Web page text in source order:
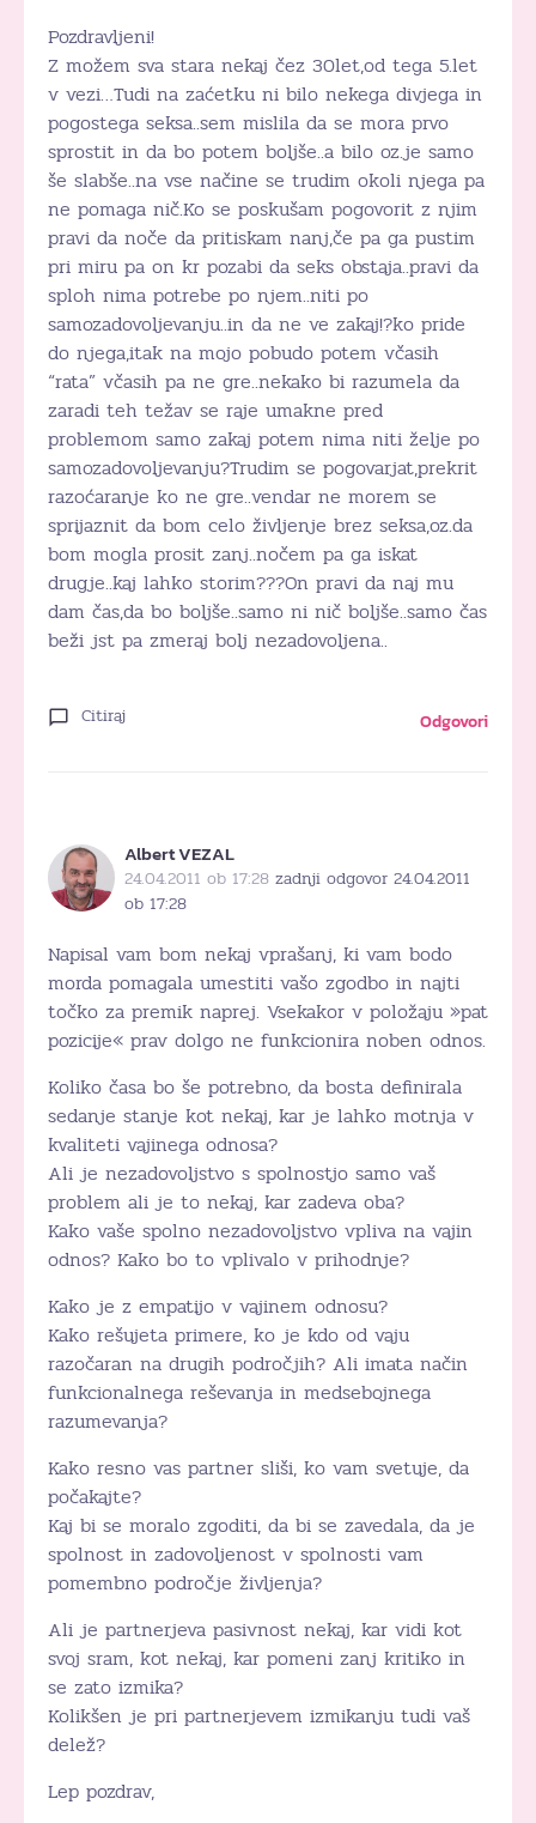
Pozdravljeni!
Z možem sva stara nekaj čez 30let,od tega 5.let
v vezi…Tudi na zaćetku ni bilo nekega divjega in
pogostega seksa..sem mislila da se mora prvo
sprostit in da bo potem boljše..a bilo oz.je samo
še slabše..na vse načine se trudim okoli njega pa
ne pomaga nič.Ko se poskušam pogovorit z njim
pravi da noče da pritiskam nanj,če pa ga pustim
pri miru pa on kr pozabi da seks obstaja..pravi da
sploh nima potrebe po njem..niti po
samozadovoljevanju..in da ne ve zakaj!?ko pride
do njega,itak na mojo pobudo potem včasih
“rata” včasih pa ne gre..nekako bi razumela da
zaradi teh težav se raje umakne pred
problemom samo zakaj potem nima niti želje po
samozadovoljevanju?Trudim se pogovarjat,prekrit
razoćaranje ko ne gre..vendar ne morem se
sprijaznit da bom celo življenje brez seksa,oz.da
bom mogla prosit zanj..nočem pa ga iskat
drugje..kaj lahko storim???On pravi da naj mu
dam čas,da bo boljše..samo ni nič boljše..samo čas
beži jst pa zmeraj bolj nezadovoljena..
Citiraj Odgovori
Albert VEZAL
24.04.2011 ob 17:28 zadnji odgovor 24.04.2011
ob 17:28
Napisal vam bom nekaj vprašanj, ki vam bodo
morda pomagala umestiti vašo zgodbo in najti
točko za premik naprej. Vsekakor v položaju »pat
pozicije« prav dolgo ne funkcionira noben odnos.
Koliko časa bo še potrebno, da bosta definirala
sedanje stanje kot nekaj, kar je lahko motnja v
kvaliteti vajinega odnosa?
Ali je nezadovoljstvo s spolnostjo samo vaš
problem ali je to nekaj, kar zadeva oba?
Kako vaše spolno nezadovoljstvo vpliva na vajin
odnos? Kako bo to vplivalo v prihodnje?
Kako je z empatijo v vajinem odnosu?
Kako rešujeta primere, ko je kdo od vaju
razočaran na drugih področjih? Ali imata način
funkcionalnega reševanja in medsebojnega
razumevanja?
Kako resno vas partner sliši, ko vam svetuje, da
počakajte?
Kaj bi se moralo zgoditi, da bi se zavedala, da je
spolnost in zadovoljenost v spolnosti vam
pomembno področje življenja?
Ali je partnerjeva pasivnost nekaj, kar vidi kot
svoj sram, kot nekaj, kar pomeni zanj kritiko in
se zato izmika?
Kolikšen je pri partnerjevem izmikanju tudi vaš
delež?
Lep pozdrav,